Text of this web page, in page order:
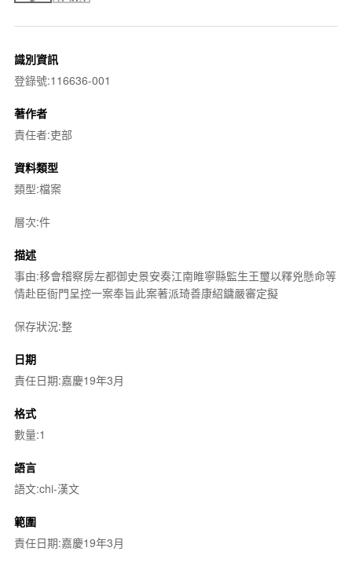
識別資訊
登錄號:116636-001
著作者
責任者:吏部
資料類型
類型:檔案
層次:件
描述
事由:移會稽察房左都御史景安奏江南睢寧縣監生王璽以釋兇懸命等
情赴臣衙門呈控一案奉旨此案著派琦善康紹鏞嚴審定擬
保存狀況:整
日期
責任日期:嘉慶19年3月
格式
數量:1
語言
語文:chi-漢文
範圍
責任日期:嘉慶19年3月